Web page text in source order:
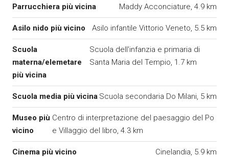
Parrucchiera più vicina Maddy Acconciature, 4.9 km
Asilo nido più vicino Asilo infantile Vittorio Veneto, 5.5 km
Scuola
materna/elemetare
più vicina
Scuola dell'infanzia e primaria di
Santa Maria del Tempio, 1.7 km
Scuola media più vicina Scuola secondaria Do Milani, 5 km
Museo più
vicino
Centro di interpretazione del paesaggio del Po
e Villaggio del libro, 4.3 km
Cinema più vicino Cinelandia, 5.9 km